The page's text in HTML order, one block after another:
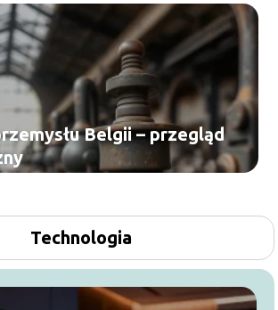
Belgii – przegląd
Technologia